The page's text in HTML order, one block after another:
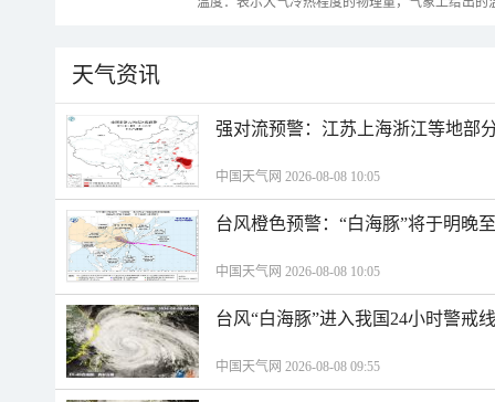
天气资讯
强对流预警：江苏上海浙江等地部
中国天气网 2026-08-08 10:05
台风橙色预警：“白海豚”将于明晚
中国天气网 2026-08-08 10:05
台风“白海豚”进入我国24小时警戒
中国天气网 2026-08-08 09:55